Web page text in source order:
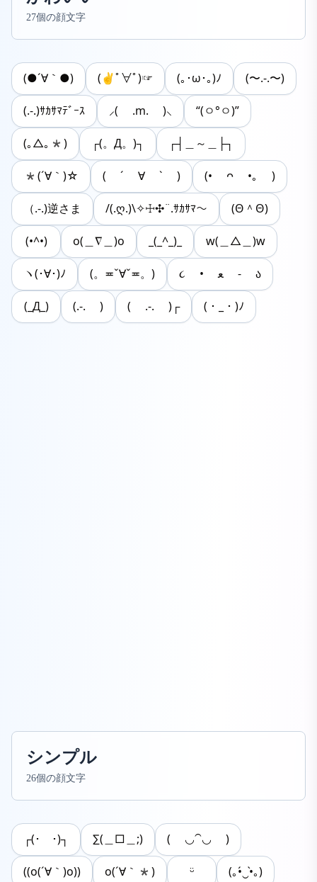
27個の顔文字
(●´∀｀●) (✌ﾟ∀ﾟ)☞ (｡･ω･｡)ﾉ (〜.-.〜)
(.-.)ｻｶｻﾏﾃﾞｰｽ ⸝( .m. )⸜ “(ㅇ°ㅇ)”
(｡△｡*) ┌(。Д。)┐ ┌┤＿～＿├┐
*(´∀｀)☆ ( ´ ∀ ` ) (• ᴖ •｡ )
（.-.)逆さま /(.ღ.)\✧☩✣¨.ｻｶｻﾏ～ (Θ＾Θ)
(•^•) o(＿∇＿)o _(_^_)_ w(＿△＿)w
ヽ(･∀･)ﾉ (。≖ˇ∀ˇ≖。) ૮ • ﻌ - ა
(_Д_) (.-. ) ( .-. )┌ (・_・)ﾉ
シンプル
26個の顔文字
┌(･￣･)┐ ∑(＿□＿;) ( ◡⁀◡ )
((o(´∀｀)o)) o(´∀｀*) ᵕ̈ (｡•́‿•̀｡)